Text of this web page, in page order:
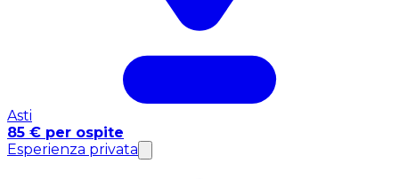
Asti
85 € per ospite
Esperienza privata